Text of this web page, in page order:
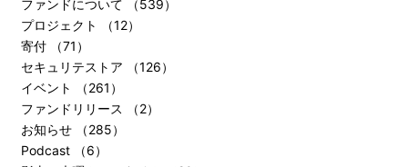
ファンドについて （539）
プロジェクト （12）
寄付 （71）
セキュリテストア （126）
イベント （261）
ファンドリリース （2）
お知らせ （285）
Podcast （6）